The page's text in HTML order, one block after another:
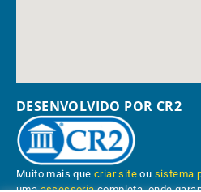
DESENVOLVIDO POR CR2
Muito mais quecriar site ou sistema
umaassessoriacompleta, onde